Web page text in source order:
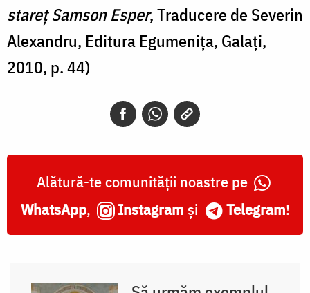
stareț Samson Esper, Traducere de Severin
Alexandru, Editura Egumenița, Galați,
2010, p. 44)
Alătură-te comunității noastre pe
WhatsApp, Instagram și Telegram!